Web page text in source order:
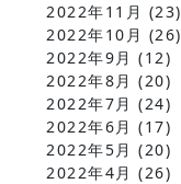
2022年11月 (23)
2022年10月 (26)
2022年9月 (12)
2022年8月 (20)
2022年7月 (24)
2022年6月 (17)
2022年5月 (20)
2022年4月 (26)